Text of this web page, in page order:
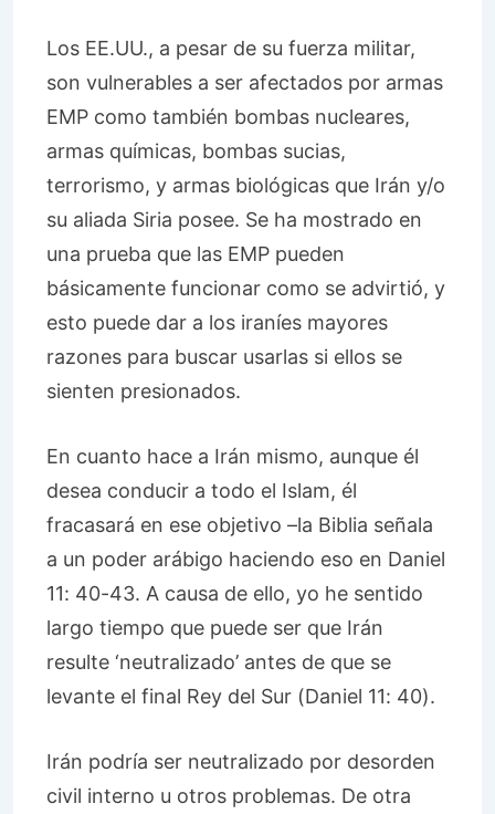
Los EE.UU., a pesar de su fuerza militar,
son vulnerables a ser afectados por armas
EMP como también bombas nucleares,
armas químicas, bombas sucias,
terrorismo, y armas biológicas que Irán y/o
su aliada Siria posee. Se ha mostrado en
una prueba que las EMP pueden
básicamente funcionar como se advirtió, y
esto puede dar a los iraníes mayores
razones para buscar usarlas si ellos se
sienten presionados.
En cuanto hace a Irán mismo, aunque él
desea conducir a todo el Islam, él
fracasará en ese objetivo –la Biblia señala
a un poder arábigo haciendo eso en Daniel
11: 40-43. A causa de ello, yo he sentido
largo tiempo que puede ser que Irán
resulte ‘neutralizado’ antes de que se
levante el final Rey del Sur (Daniel 11: 40).
Irán podría ser neutralizado por desorden
civil interno u otros problemas. De otra